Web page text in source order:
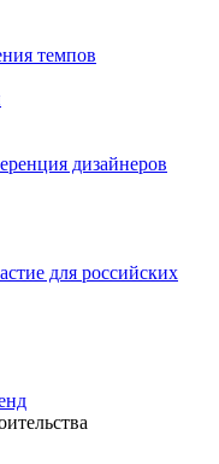
темпов
дизайнеров
для российских